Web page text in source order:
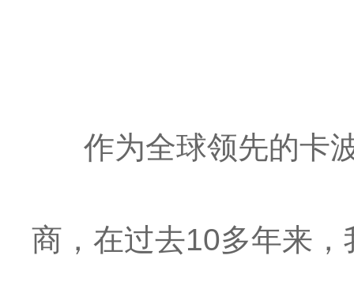
作为全球领先的卡波
商，在过去10多年来